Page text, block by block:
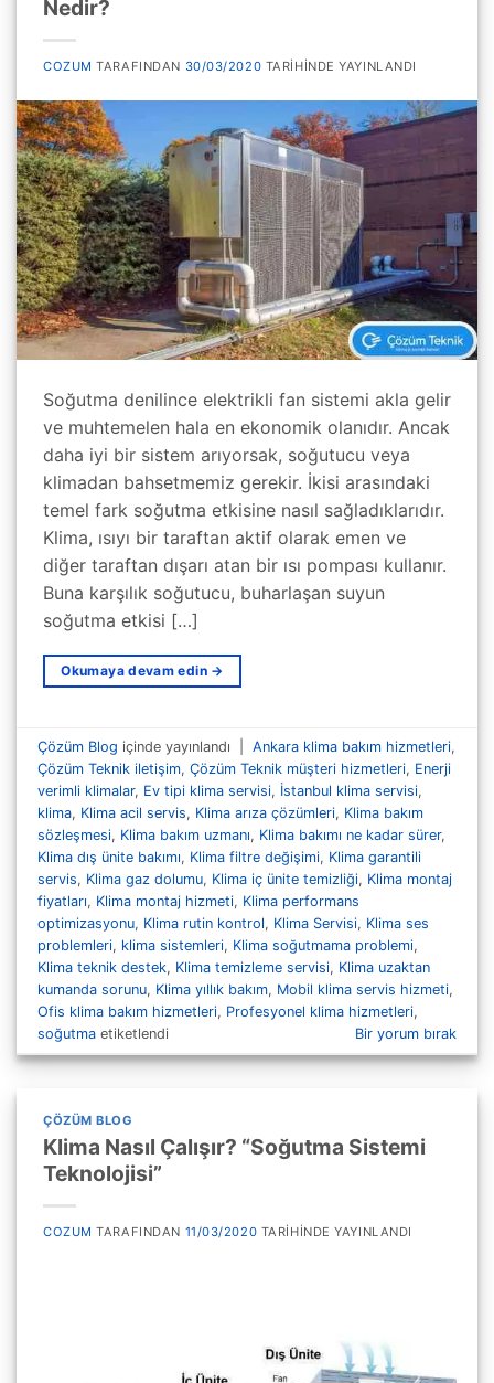
Nedir?
COZUM TARAFINDAN 30/03/2020 TARIHINDE YAYINLANDI
Soğutma denilince elektrikli fan sistemi akla gelir
ve muhtemelen hala en ekonomik olanıdır. Ancak
daha iyi bir sistem arıyorsak, soğutucu veya
klimadan bahsetmemiz gerekir. İkisi arasındaki
temel fark soğutma etkisine nasıl sağladıklarıdır.
Klima, ısıyı bir taraftan aktif olarak emen ve
diğer taraftan dışarı atan bir ısı pompası kullanır.
Buna karşılık soğutucu, buharlaşan suyun
soğutma etkisi […]
Okumaya devam edin →
Çözüm Blog içinde yayınlandı Ankara klima bakım hizmetleri,
Çözüm Teknik iletişim,Çözüm Teknik müşteri hizmetleri, Enerji
verimli klimalar, Ev tipi klima servisi, İstanbul klima servisi,
klima, Klima acil servis, Klima arıza çözümleri, Klima bakım
sözleşmesi, Klima bakım uzmanı, Klima bakımı ne kadar sürer,
Klima dış ünite bakımı, Klima filtre değişimi, Klima garantili
servis, Klima gaz dolumu, Klima iç ünite temizliği, Klima montaj
fiyatları, Klima montaj hizmeti, Klima performans
optimizasyonu, Klima rutin kontrol, Klima Servisi, Klima ses
problemleri, klima sistemleri, Klima soğutmama problemi,
Klima teknik destek, Klima temizleme servisi, Klima uzaktan
kumanda sorunu, Klima yıllık bakım, Mobil klima servis hizmeti,
Ofis klima bakım hizmetleri, Profesyonel klima hizmetleri,
soğutma etiketlendi Bir yorum bırak
ÇÖZÜM BLOG
Klima Nasıl Çalışır? “Soğutma Sistemi
Teknolojisi”
COZUM TARAFINDAN 11/03/2020 TARIHINDE YAYINLANDI